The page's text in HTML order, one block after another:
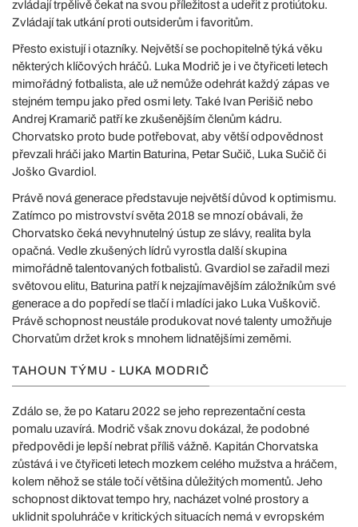
zvládají trpělivě čekat na svou příležitost a udeřit z protiútoku.
Zvládají tak utkání proti outsiderům i favoritům.
Přesto existují i otazníky. Největší se pochopitelně týká věku
některých klíčových hráčů. Luka Modrič je i ve čtyřiceti letech
mimořádný fotbalista, ale už nemůže odehrát každý zápas ve
stejném tempu jako před osmi lety. Také Ivan Perišič nebo
Andrej Kramarič patří ke zkušenějším členům kádru.
Chorvatsko proto bude potřebovat, aby větší odpovědnost
převzali hráči jako Martin Baturina, Petar Sučič, Luka Sučič či
Joško Gvardiol.
Právě nová generace představuje největší důvod k optimismu.
Zatímco po mistrovství světa 2018 se mnozí obávali, že
Chorvatsko čeká nevyhnutelný ústup ze slávy, realita byla
opačná. Vedle zkušených lídrů vyrostla další skupina
mimořádně talentovaných fotbalistů. Gvardiol se zařadil mezi
světovou elitu, Baturina patří k nejzajímavějším záložníkům své
generace a do popředí se tlačí i mladíci jako Luka Vuškovič.
Právě schopnost neustále produkovat nové talenty umožňuje
Chorvatům držet krok s mnohem lidnatějšími zeměmi.
TAHOUN TÝMU - LUKA MODRIČ
Zdálo se, že po Kataru 2022 se jeho reprezentační cesta
pomalu uzavírá. Modrič však znovu dokázal, že podobné
předpovědi je lepší nebrat příliš vážně. Kapitán Chorvatska
zůstává i ve čtyřiceti letech mozkem celého mužstva a hráčem,
kolem něhož se stále točí většina důležitých momentů. Jeho
schopnost diktovat tempo hry, nacházet volné prostory a
uklidnit spoluhráče v kritických situacích nemá v evropském